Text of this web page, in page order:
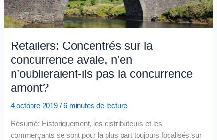
l’IA
et
les
de
la
donnée
client
dans
le
Retailers: Concentrés sur la
concurrence avale, n’en
n’oublieraient-ils pas la concurrence
amont?
4 octobre 2019/6 minutes de lecture
Résumé: Historiquement, les distributeurs et les
commerçants se sont pour la plus part toujours focalisés sur